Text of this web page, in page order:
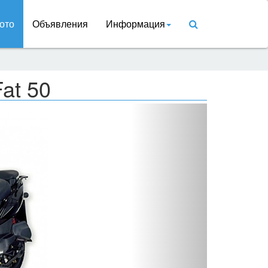
Объявления Информация
50